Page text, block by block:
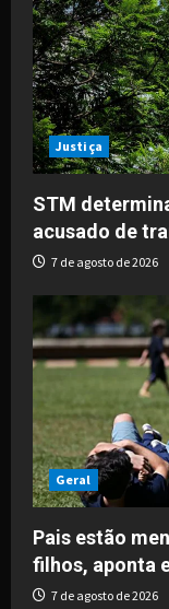
Justiça
STM
acusado de
7 de agosto de 2026
Geral
Pais estão
filhos, aponta
7 de agosto de 2026